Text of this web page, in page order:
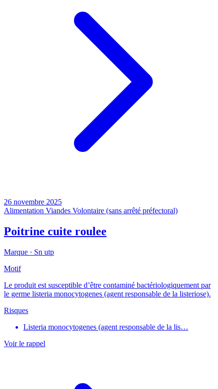
26 novembre 2025
Alimentation Viandes Volontaire (sans arrêté préfectoral)
Poitrine cuite roulee
Marque · Sn utp
Motif
Le produit est susceptible d’être contaminé bactériologiquement par
le germe listeria monocytogenes (agent responsable de la listeriose).
Risques
Listeria monocytogenes (agent responsable de la lis…
Voir le rappel